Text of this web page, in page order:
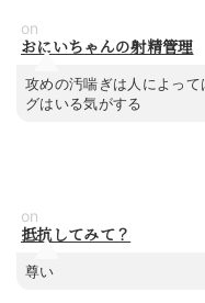
on
おにいちゃんの射精管理
攻めの汚喘ぎは人によっ
グはいる気がする
on
抵抗してみて？
尊い